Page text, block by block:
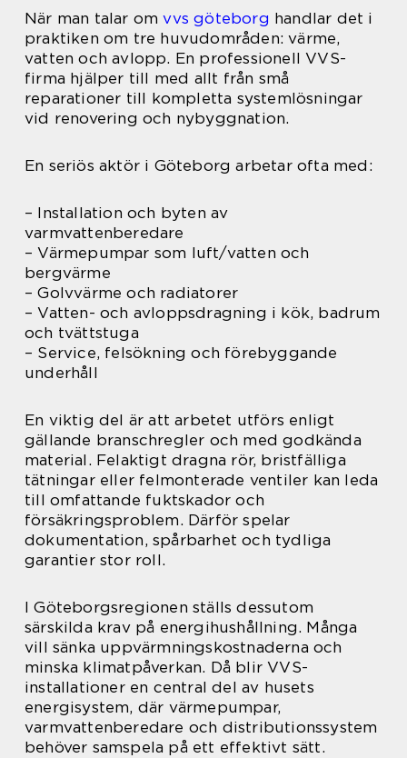
När man talar omvvs göteborg handlar det i
praktiken om tre huvudområden: värme,
vatten och avlopp. En professionell VVS-
firma hjälper till med allt från små
reparationer till kompletta systemlösningar
vid renovering och nybyggnation.
En seriös aktör i Göteborg arbetar ofta med:
– Installation och byten av
varmvattenberedare
– Värmepumpar som luft/vatten och
bergvärme
– Golvvärme och radiatorer
– Vatten- och avloppsdragning i kök, badrum
och tvättstuga
– Service, felsökning och förebyggande
underhåll
En viktig del är att arbetet utförs enligt
gällande branschregler och med godkända
material. Felaktigt dragna rör, bristfälliga
tätningar eller felmonterade ventiler kan leda
till omfattande fuktskador och
försäkringsproblem. Därför spelar
dokumentation, spårbarhet och tydliga
garantier stor roll.
I Göteborgsregionen ställs dessutom
särskilda krav på energihushållning. Många
vill sänka uppvärmningskostnaderna och
minska klimatpåverkan. Då blir VVS-
installationer en central del av husets
energisystem, där värmepumpar,
varmvattenberedare och distributionssystem
behöver samspela på ett effektivt sätt.